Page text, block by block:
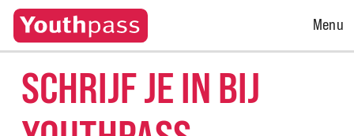
Open
Menu
SCHRIJF JE IN BIJ